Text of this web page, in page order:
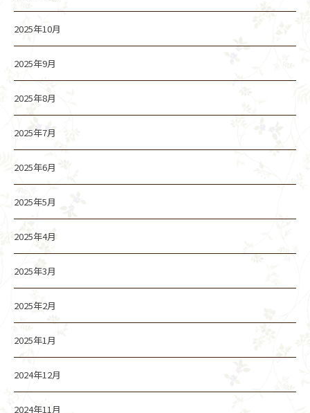
2025年10月
2025年9月
2025年8月
2025年7月
2025年6月
2025年5月
2025年4月
2025年3月
2025年2月
2025年1月
2024年12月
2024年11月